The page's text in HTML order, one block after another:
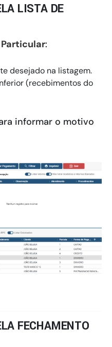
LISTA DE
:
desejado na listagem.
(recebimentos do
informar o motivo
FECHAMENTO